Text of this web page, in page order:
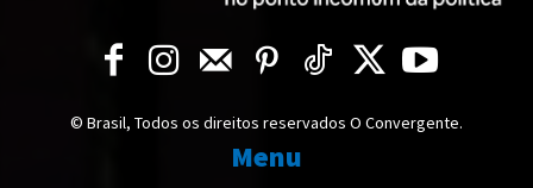
© Brasil, Todos os direitos reservados O Convergente.
Menu